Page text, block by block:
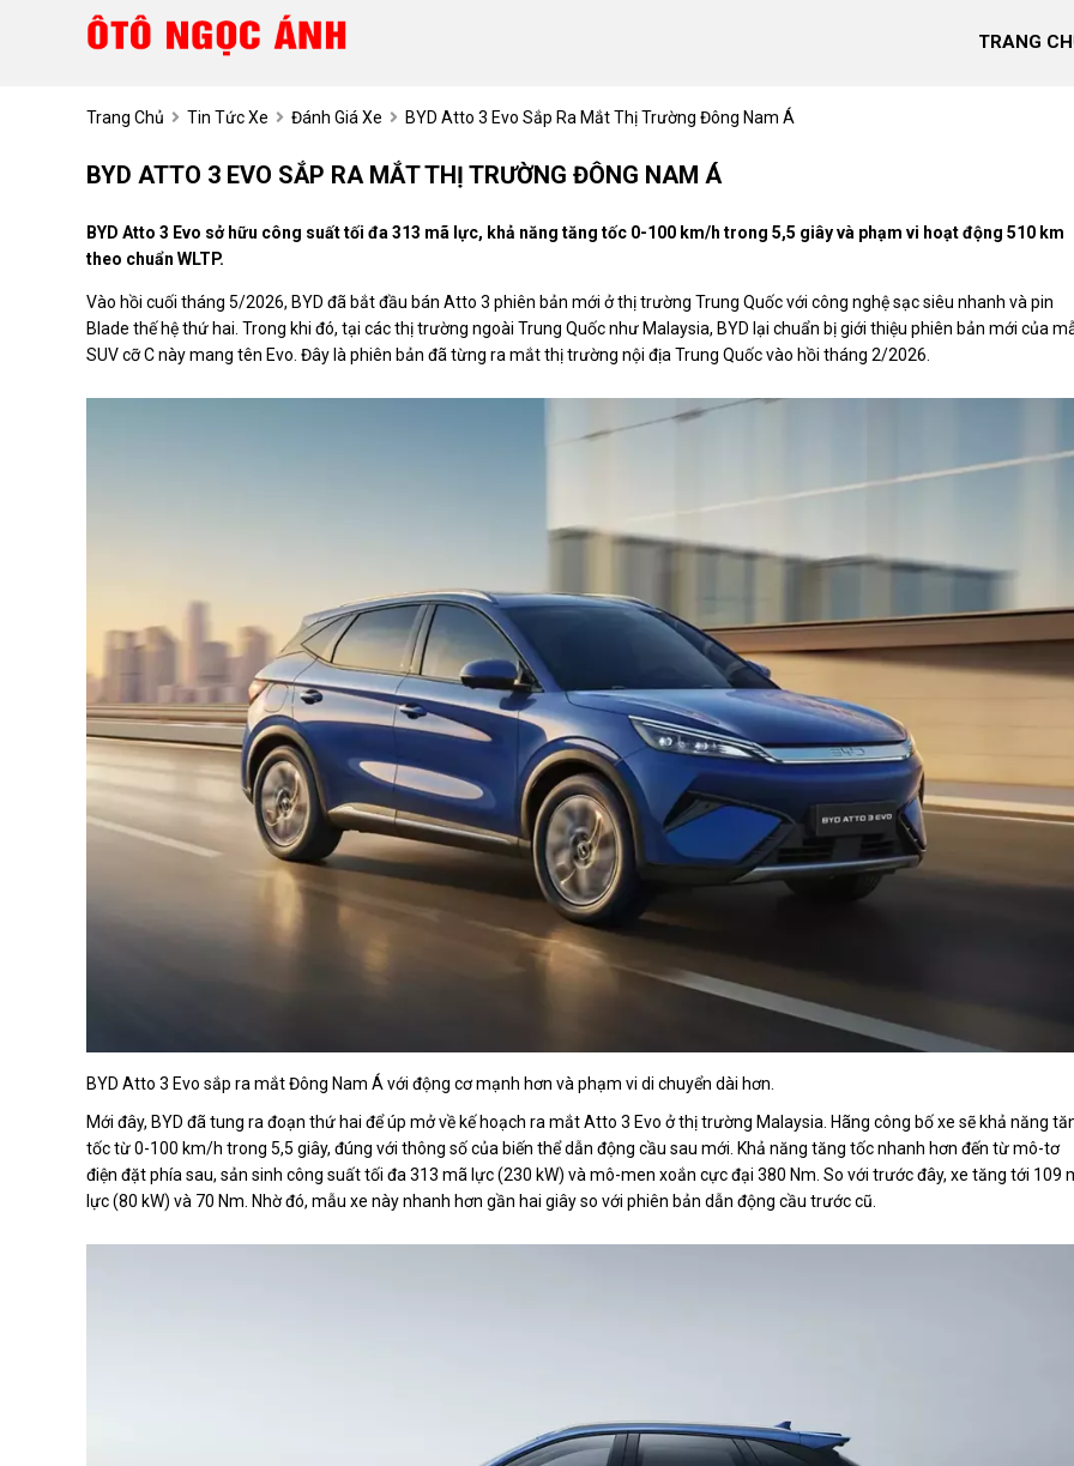
TRANG
Trang Chủ Tin Tức Xe Đánh Giá Xe BYD Atto 3 Evo Sắp Ra Mắt Thị Trường Đông Nam Á
BYD ATTO 3 EVO SẮP RA MẮT THỊ TRƯỜNG ĐÔNG NAM Á
BYD Atto 3 Evo sở hữu công suất tối đa 313 mã lực, khả năng tăng tốc 0-100 km/h trong 5,5 giây và phạm vi hoạt động 510 km
theo chuẩn WLTP.
Vào hồi cuối tháng 5/2026, BYD đã bắt đầu bán Atto 3 phiên bản mới ở thị trường Trung Quốc với công nghệ sạc siêu nhanh và pin
Blade thế hệ thứ hai. Trong khi đó, tại các thị trường ngoài Trung Quốc như Malaysia, BYD lại chuẩn bị giới thiệu phiên bản mới của
SUV cỡ C này mang tên Evo. Đây là phiên bản đã từng ra mắt thị trường nội địa Trung Quốc vào hồi tháng 2/2026.
BYD Atto 3 Evo sắp ra mắt Đông Nam Á với động cơ mạnh hơn và phạm vi di chuyển dài hơn.
Mới đây, BYD đã tung ra đoạn thứ hai để úp mở về kế hoạch ra mắt Atto 3 Evo ở thị trường Malaysia. Hãng công bố xe sẽ khả năng
tốc từ 0-100 km/h trong 5,5 giây, đúng với thông số của biến thể dẫn động cầu sau mới. Khả năng tăng tốc nhanh hơn đến từ mô-tơ
điện đặt phía sau, sản sinh công suất tối đa 313 mã lực (230 kW) và mô-men xoắn cực đại 380 Nm. So với trước đây, xe tăng tới 109
lực (80 kW) và 70 Nm. Nhờ đó, mẫu xe này nhanh hơn gần hai giây so với phiên bản dẫn động cầu trước cũ.